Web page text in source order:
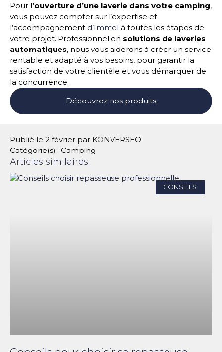
Pour l’ouverture d’une laverie dans votre camping,
vous pouvez compter sur l’expertise et
l’accompagnement d’Immel à toutes les étapes de
votre projet. Professionnel en solutions de laveries
automatiques, nous vous aiderons à créer un service
rentable et adapté à vos besoins, pour garantir la
satisfaction de votre clientèle et vous démarquer de
la concurrence.
Découvrez nos produits
Publié le 2 février par KONVERSEO
Catégorie(s) : Camping
Articles similaires
CONSEILS